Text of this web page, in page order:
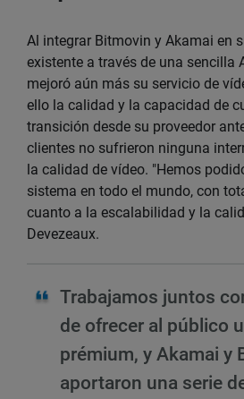
Al integrar Bitmovin y Akamai en
existente a través de una sencilla
mejoró aún más su servicio de
ello la calidad y la capacidad de
transición desde su proveedor
clientes no sufrieron ninguna
la calidad de vídeo. "Hemos
sistema en todo el mundo, con
cuanto a la escalabilidad y la
Devezeaux.
Trabajamos juntos
de ofrecer al público
prémium, y Akamai y
aportaron una serie